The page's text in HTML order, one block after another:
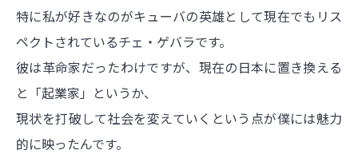
特に私が好きなのがキューバの英雄として現在でもリス
ペクトされているチェ・ゲバラです。
彼は革命家だったわけですが、現在の日本に置き換える
と「起業家」というか、
現状を打破して社会を変えていくという点が僕には魅力
的に映ったんです。